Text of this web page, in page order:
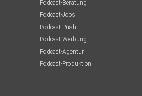
Podcast-Beratung
Podcast-Jobs
Podcast-Push
Podcast-Werbung
Podcast-Agentur
Podcast-Produktion